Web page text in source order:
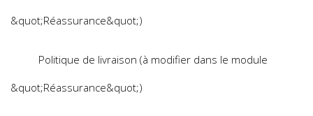
&quot;Réassurance&quot;)
Politique de livraison (à modifier dans le module
&quot;Réassurance&quot;)